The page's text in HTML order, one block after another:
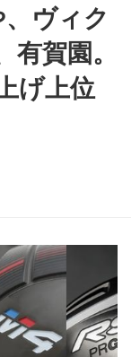
ヴィク
有賀園。
げ上位